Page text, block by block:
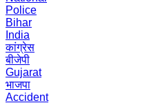
Police
Bihar
India
कांग्रेस
बीजेपी
Gujarat
भाजपा
Accident